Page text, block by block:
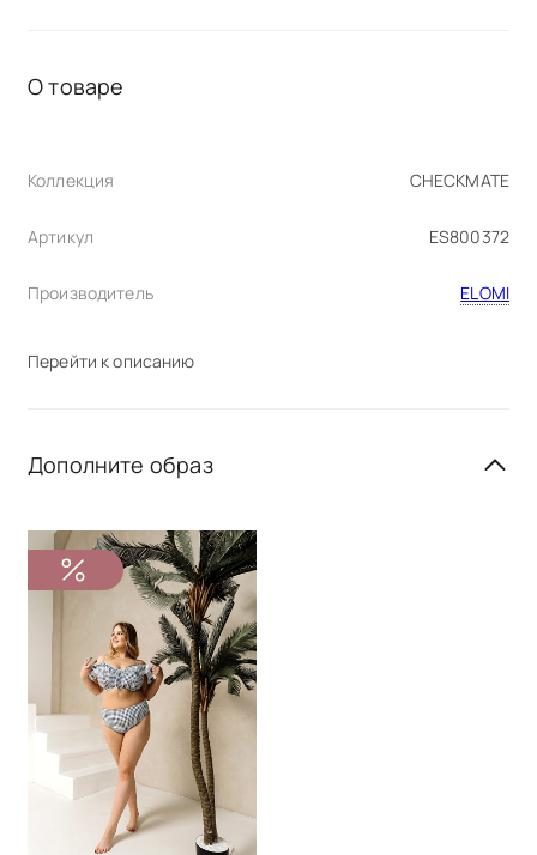
О товаре
Коллекция CHECKMATE
Артикул ES800372
Производитель ELOMI
Перейти к описанию
Дополните образ